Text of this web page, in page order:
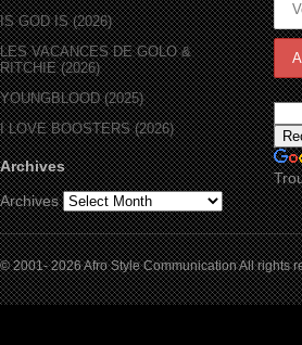
IS GOD IS (2026)
LES VACANCES DE GOLO &
RITCHIE (2026)
YOUNGBLOOD (2025)
I LOVE BOOSTERS (2026)
Archives
Archives
© 2001- 2026 Afro Style Communication All rights